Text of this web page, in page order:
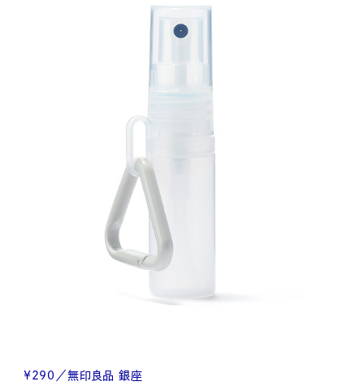
¥290／無印良品 銀座